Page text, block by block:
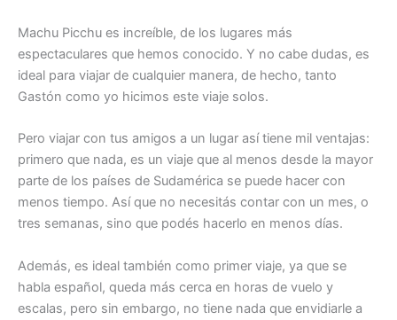
Machu Picchu es increíble, de los lugares más
espectaculares que hemos conocido. Y no cabe dudas, es
ideal para viajar de cualquier manera, de hecho, tanto
Gastón como yo hicimos este viaje solos.
Pero viajar con tus amigos a un lugar así tiene mil ventajas:
primero que nada, es un viaje que al menos desde la mayor
parte de los países de Sudamérica se puede hacer con
menos tiempo. Así que no necesitás contar con un mes, o
tres semanas, sino que podés hacerlo en menos días.
Además, es ideal también como primer viaje, ya que se
habla español, queda más cerca en horas de vuelo y
escalas, pero sin embargo, no tiene nada que envidiarle a